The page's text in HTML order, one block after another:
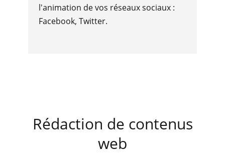
l'animation de vos réseaux sociaux :
Facebook, Twitter.
Rédaction de contenus
web